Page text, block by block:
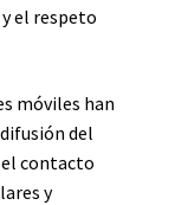
el respeto
móviles han
del
contacto
y